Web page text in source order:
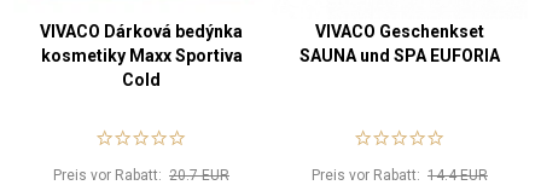
VIVACO Dárková bedýnka
kosmetiky Maxx Sportiva
Cold
Preis vor Rabatt: 20.7 EUR
VIVACO Geschenkset
SAUNA und SPA EUFORIA
Preis vor Rabatt: 14.4 EUR